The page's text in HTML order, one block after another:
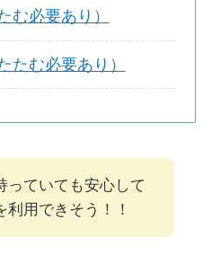
む必要あり）
たむ必要あり）
っていても安心して
利用できそう！！